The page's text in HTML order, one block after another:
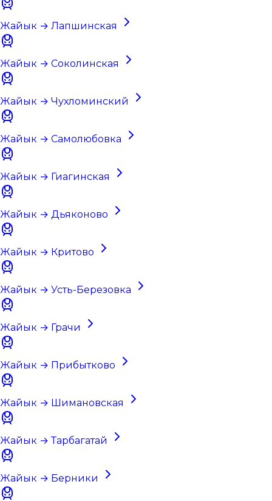
Жайык → Лапшинская
Жайык → Соколинская
Жайык → Чухломинский
Жайык → Самолюбовка
Жайык → Гиагинская
Жайык → Дьяконово
Жайык → Критово
Жайык → Усть-Березовка
Жайык → Грачи
Жайык → Прибытково
Жайык → Шимановская
Жайык → Тарбагатай
Жайык → Берники